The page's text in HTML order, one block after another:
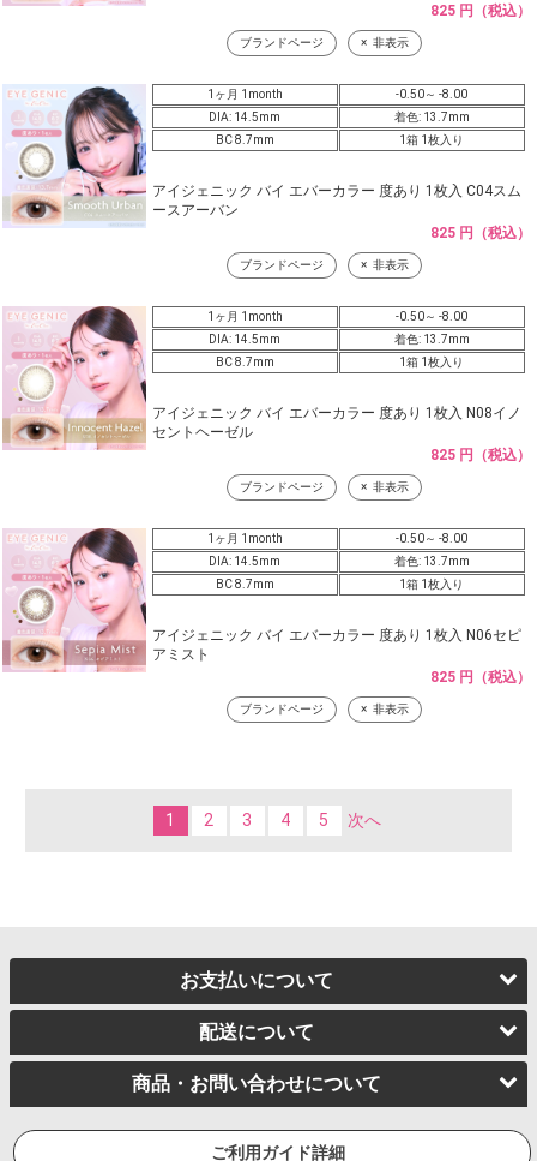
825 円（税込）
ブランドページ 非表示
1ヶ月 1month
-0.50～ -8.00
DIA: 14.5mm
着色: 13.7mm
BC 8.7mm
1箱 1枚入り
アイジェニック バイ エバーカラー 度あり 1枚入 C04スム
ースアーバン
825 円（税込）
ブランドページ 非表示
1ヶ月 1month
-0.50～ -8.00
DIA: 14.5mm
着色: 13.7mm
BC 8.7mm
1箱 1枚入り
アイジェニック バイ エバーカラー 度あり 1枚入 N08イノ
セントヘーゼル
825 円（税込）
ブランドページ 非表示
1ヶ月 1month
-0.50～ -8.00
DIA: 14.5mm
着色: 13.7mm
BC 8.7mm
1箱 1枚入り
アイジェニック バイ エバーカラー 度あり 1枚入 N06セピ
アミスト
825 円（税込）
ブランドページ 非表示
1 2 3 4 5 次へ
お支払いについて
配送について
商品・お問い合わせについて
ご利用ガイド詳細